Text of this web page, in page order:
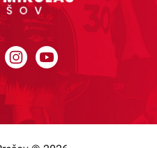
InstagramYouTube